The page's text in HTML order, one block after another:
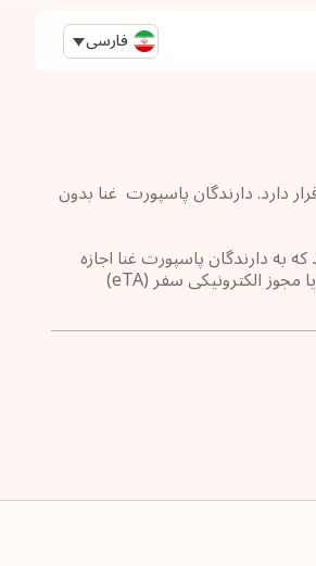
فارسی
پاسپورت‎ غنا ‎براساس راهنمای شاخص رتبه‌بندی پاسپورت ‏(Guide Passport ‎Ranking Index)، در رتبه 77 قرار دارد. دارندگان پاسپورت ‏‎ غنا بدون
رتبه‌بندی پاسپورت‎ غنا ‎نسبت به سایر ‏پاسپورت‌های جهان با محاسبه مجموع تعداد کشورهایی محاسبه می‌شود که به دارندگان پاسپورت ‎‎غنا ‎اجازه